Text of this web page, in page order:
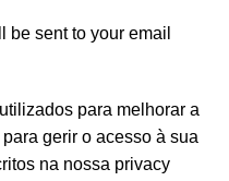
be sent to your email
para melhorar a
gerir o acesso à sua
na nossa privacy